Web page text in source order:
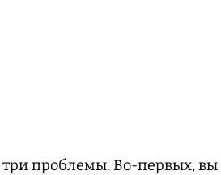
проблемы. Во-первых, вы